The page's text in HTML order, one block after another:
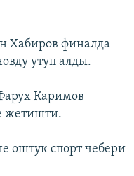
Хабиров финалда
утуп алды.
Каримов
жетишти.
оштук спорт чебери